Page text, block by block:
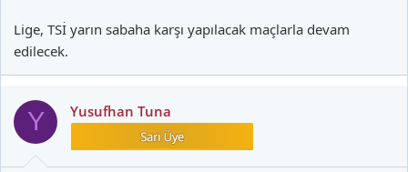
Lige, TSİ yarın sabaha karşı yapılacak maçlarla devam
edilecek.
Y Yusufhan Tuna